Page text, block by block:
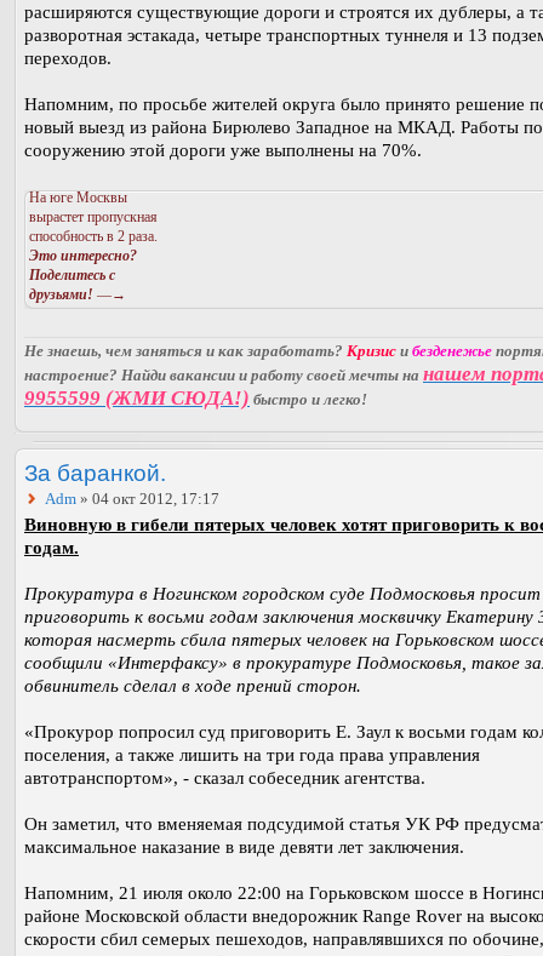
расширяются существующие дороги и строятся их дублеры, а
разворотная эстакада, четыре транспортных туннеля и 13
переходов.
Напомним, по просьбе жителей округа было принято решение
новый выезд из района Бирюлево Западное на МКАД. Работы по
сооружению этой дороги уже выполнены на 70%.
На юге Москвы
вырастет пропускная
способность в 2 раза.
Это интересно?
Поделитесь с
друзьями! —→
Не знаешь, чем заняться и как заработать? Кризис и безденежье
настроение? Найди вакансии и работу своей мечты на нашем
9955599 (ЖМИ СЮДА!) быстро и легко!
За баранкой.
Adm » 04 окт 2012, 17:17
Виновную в гибели пятерых человек хотят приговорить к
годам.
Прокуратура в Ногинском городском суде Подмосковья просит
приговорить к восьми годам заключения москвичку Екатерину
которая насмерть сбила пятерых человек на Горьковском
сообщили «Интерфаксу» в прокуратуре Подмосковья, такое
обвинитель сделал в ходе прений сторон.
«Прокурор попросил суд приговорить Е. Заул к восьми годам
поселения, а также лишить на три года права управления
автотранспортом», - сказал собеседник агентства.
Он заметил, что вменяемая подсудимой статья УК РФ
максимальное наказание в виде девяти лет заключения.
Напомним, 21 июля около 22:00 на Горьковском шоссе в
районе Московской области внедорожник Range Rover на
скорости сбил семерых пешеходов, направлявшихся по